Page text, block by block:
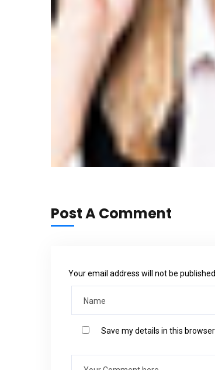
Post A Comment
Your email address will not be
Save my details in this